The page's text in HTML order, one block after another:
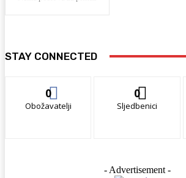
STAY CONNECTED
0
Obožavatelji
0
Sljedbenici
- Advertisement -